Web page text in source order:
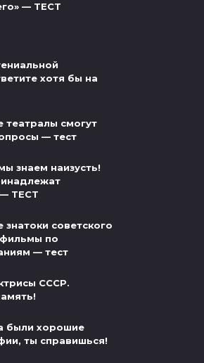
— ТЕСТ
хотя бы на
театралы смогут
— тест
знаем наизусть!
ТЕСТ
советского
фильмы по
— тест
СССР.
были хорошие
ты справишься!